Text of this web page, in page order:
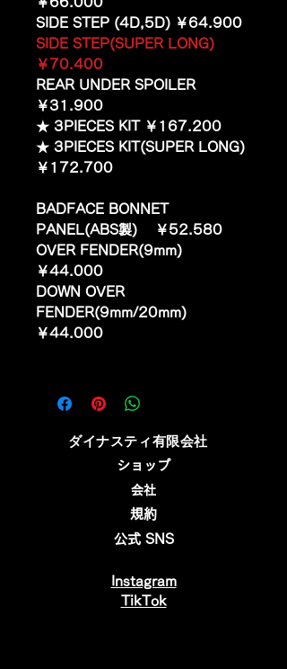
SIDE STEP (4D,5D) ￥64.900
SIDE STEP(SUPER LONG)
￥70.400
REAR UNDER SPOILER
￥31.900
★ 3PIECES KIT ￥167.200
★ 3PIECES KIT(SUPER LONG)
￥172.700
BADFACE BONNET
PANEL(ABS製) ￥52.580
OVER FENDER(9mm)
￥44.000
DOWN OVER
FENDER(9mm/20mm)
￥44.000
​ダイナスティ有限会社
ショップ
会社
規約
公式 SNS
Instagram
​TikTok